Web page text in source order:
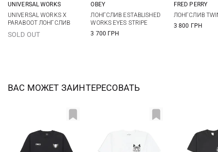
UNIVERSAL WORKS
UNIVERSAL WORKS X
PARABOOT ЛОНГСЛИВ
SOLD OUT
OBEY
ЛОНГСЛИВ ESTABLISHED
WORKS EYES STRIPE
3 700 ГРН
FRED PERRY
ЛОНГСЛИВ
3 800 ГРН
ВАС МОЖЕТ ЗАИНТЕРЕСОВАТЬ